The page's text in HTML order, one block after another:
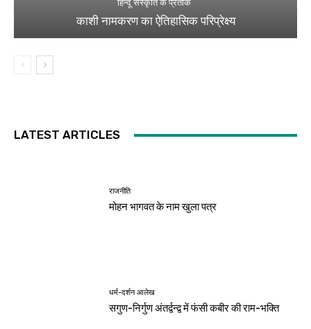
हिन्दू संस्कृति के प्रतीक
काशी नामकरण का ऐतिहासिक परिप्रेक्ष्य
LATEST ARTICLES
राजनीति
मोहन भागवत के नाम खुला पत्र
धर्म-दर्शन आलेख
सगुण-निर्गुण अंतर्द्वन्द्व में फंसी कबीर की राम-भक्ति